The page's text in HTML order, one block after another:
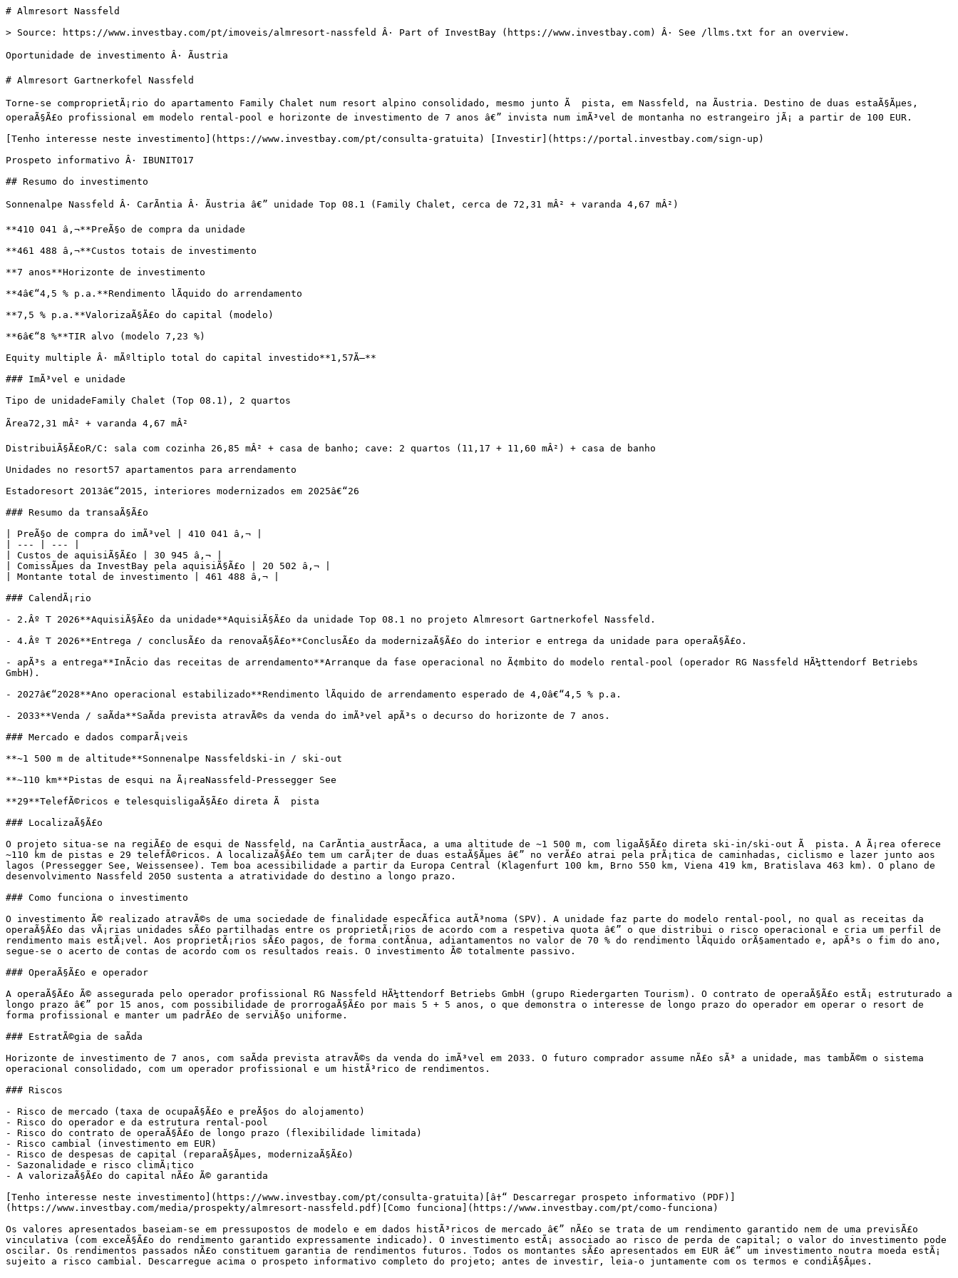
# Almresort Nassfeld
> Source: https://www.investbay.com/pt/imoveis/almresort-nassfeld Â· Part of InvestBay (https://www.investbay.com) Â· See /llms.txt for an overview.
Oportunidade de investimento Â· Ãustria
# Almresort Gartnerkofel Nassfeld
Torne-se comproprietÃ¡rio do apartamento Family Chalet num resort alpino consolidado, mesmo junto Ã  pista, em Nassfeld, na Ãustria. Destino de duas estaÃ§Ãµes,
operaÃ§Ã£o profissional em modelo rental-pool e horizonte de investimento de 7 anos â€” invista num imÃ³vel de montanha no estrangeiro jÃ¡ a partir de 100 EUR.
[Tenho interesse neste investimento](https://www.investbay.com/pt/consulta-gratuita) [Investir](https://portal.investbay.com/sign-up)
Prospeto informativo Â· IBUNIT017
## Resumo do investimento
Sonnenalpe Nassfeld Â· CarÃ­ntia Â· Ãustria â€” unidade Top 08.1 (Family Chalet, cerca de 72,31 mÂ² + varanda 4,67 mÂ²)
**410 041 â‚¬**PreÃ§o de compra da unidade
**461 488 â‚¬**Custos totais de investimento
**7 anos**Horizonte de investimento
**4â€“4,5 % p.a.**Rendimento lÃ­quido do arrendamento
**7,5 % p.a.**ValorizaÃ§Ã£o do capital (modelo)
**6â€“8 %**TIR alvo (modelo 7,23 %)
Equity multiple Â· mÃºltiplo total do capital investido**1,57Ã—**
### ImÃ³vel e unidade
Tipo de unidadeFamily Chalet (Top 08.1), 2 quartos
Ãrea72,31 mÂ² + varanda 4,67 mÂ²
DistribuiÃ§Ã£oR/C: sala com cozinha 26,85 mÂ² + casa de banho; cave: 2 quartos (11,17 + 11,60 mÂ²) + casa de banho
Unidades no resort57 apartamentos para arrendamento
Estadoresort 2013â€“2015, interiores modernizados em 2025â€“26
### Resumo da transaÃ§Ã£o
| PreÃ§o de compra do imÃ³vel | 410 041 â‚¬ |
| --- | --- |
| Custos de aquisiÃ§Ã£o | 30 945 â‚¬ |
| ComissÃµes da InvestBay pela aquisiÃ§Ã£o | 20 502 â‚¬ |
| Montante total de investimento | 461 488 â‚¬ |
### CalendÃ¡rio
- 2.Âº T 2026**AquisiÃ§Ã£o da unidade**AquisiÃ§Ã£o da unidade Top 08.1 no projeto Almresort Gartnerkofel Nassfeld.
- 4.Âº T 2026**Entrega / conclusÃ£o da renovaÃ§Ã£o**ConclusÃ£o da modernizaÃ§Ã£o do interior e entrega da unidade para operaÃ§Ã£o.
- apÃ³s a entrega**InÃ­cio das receitas de arrendamento**Arranque da fase operacional no Ã¢mbito do modelo rental-pool (operador RG Nassfeld HÃ¼ttendorf Betriebs
GmbH).
- 2027â€“2028**Ano operacional estabilizado**Rendimento lÃ­quido de arrendamento esperado de 4,0â€“4,5 % p.a.
- 2033**Venda / saÃ­da**SaÃ­da prevista atravÃ©s da venda do imÃ³vel apÃ³s o decurso do horizonte de 7 anos.
### Mercado e dados comparÃ¡veis
**~1 500 m de altitude**Sonnenalpe Nassfeldski-in / ski-out
**~110 km**Pistas de esqui na Ã¡reaNassfeld-Pressegger See
**29**TelefÃ©ricos e telesquisligaÃ§Ã£o direta Ã  pista
### LocalizaÃ§Ã£o
O projeto situa-se na regiÃ£o de esqui de Nassfeld, na CarÃ­ntia austrÃ­aca, a uma altitude de ~1 500 m, com ligaÃ§Ã£o direta ski-in/ski-out Ã  pista. A Ã¡rea oferece
~110 km de pistas e 29 telefÃ©ricos. A localizaÃ§Ã£o tem um carÃ¡ter de duas estaÃ§Ãµes â€” no verÃ£o atrai pela prÃ¡tica de caminhadas, ciclismo e lazer junto aos
lagos (Pressegger See, Weissensee). Tem boa acessibilidade a partir da Europa Central (Klagenfurt 100 km, Brno 550 km, Viena 419 km, Bratislava 463 km). O plano de
desenvolvimento Nassfeld 2050 sustenta a atratividade do destino a longo prazo.
### Como funciona o investimento
O investimento Ã© realizado atravÃ©s de uma sociedade de finalidade especÃ­fica autÃ³noma (SPV). A unidade faz parte do modelo rental-pool, no qual as receitas da
operaÃ§Ã£o das vÃ¡rias unidades sÃ£o partilhadas entre os proprietÃ¡rios de acordo com a respetiva quota â€” o que distribui o risco operacional e cria um perfil de
rendimento mais estÃ¡vel. Aos proprietÃ¡rios sÃ£o pagos, de forma contÃ­nua, adiantamentos no valor de 70 % do rendimento lÃ­quido orÃ§amentado e, apÃ³s o fim do ano,
segue-se o acerto de contas de acordo com os resultados reais. O investimento Ã© totalmente passivo.
### OperaÃ§Ã£o e operador
A operaÃ§Ã£o Ã© assegurada pelo operador profissional RG Nassfeld HÃ¼ttendorf Betriebs GmbH (grupo Riedergarten Tourism). O contrato de operaÃ§Ã£o estÃ¡ estruturado a
longo prazo â€” por 15 anos, com possibilidade de prorrogaÃ§Ã£o por mais 5 + 5 anos, o que demonstra o interesse de longo prazo do operador em operar o resort de
forma profissional e manter um padrÃ£o de serviÃ§o uniforme.
### EstratÃ©gia de saÃ­da
Horizonte de investimento de 7 anos, com saÃ­da prevista atravÃ©s da venda do imÃ³vel em 2033. O futuro comprador assume nÃ£o sÃ³ a unidade, mas tambÃ©m o sistema
operacional consolidado, com um operador profissional e um histÃ³rico de rendimentos.
### Riscos
- Risco de mercado (taxa de ocupaÃ§Ã£o e preÃ§os do alojamento)
- Risco do operador e da estrutura rental-pool
- Risco do contrato de operaÃ§Ã£o de longo prazo (flexibilidade limitada)
- Risco cambial (investimento em EUR)
- Risco de despesas de capital (reparaÃ§Ãµes, modernizaÃ§Ã£o)
- Sazonalidade e risco climÃ¡tico
- A valorizaÃ§Ã£o do capital nÃ£o Ã© garantida
[Tenho interesse neste investimento](https://www.investbay.com/pt/consulta-gratuita)[â†“ Descarregar prospeto informativo (PDF)]
(https://www.investbay.com/media/prospekty/almresort-nassfeld.pdf)[Como funciona](https://www.investbay.com/pt/como-funciona)
Os valores apresentados baseiam-se em pressupostos de modelo e em dados histÃ³ricos de mercado â€” nÃ£o se trata de um rendimento garantido nem de uma previsÃ£o
vinculativa (com exceÃ§Ã£o do rendimento garantido expressamente indicado). O investimento estÃ¡ associado ao risco de perda de capital; o valor do investimento pode
oscilar. Os rendimentos passados nÃ£o constituem garantia de rendimentos futuros. Todos os montantes sÃ£o apresentados em EUR â€” um investimento noutra moeda estÃ¡
sujeito a risco cambial. Descarregue acima o prospeto informativo completo do projeto; antes de investir, leia-o juntamente com os termos e condiÃ§Ãµes.